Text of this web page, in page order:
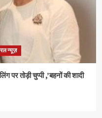
न्यूज़
पर तोड़ी चुप्पी ,’बहनों की शादी